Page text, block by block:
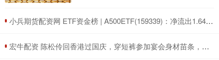
​小兵期货配资网 ETF资金榜 | A500ETF(159339)：净流出1.64亿元，居可比基金前三-20250711
​宏牛配资 陈松伶回香港过国庆，穿短裤参加宴会身材苗条，小9岁丈夫好健硕